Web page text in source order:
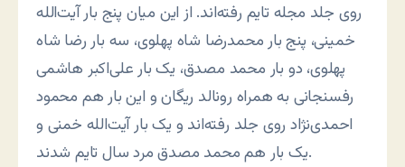
روی جلد مجله تایم رفته‌اند. از این میان پنج بار آیت‌الله
خمینی، پنج بار محمدرضا شاه پهلوی، سه بار رضا شاه
پهلوی، دو بار محمد مصدق، یک بار علی‌اکبر هاشمی
رفسنجانی به همراه رونالد ریگان و این بار هم محمود
احمدی‌نژاد روی جلد رفته‌اند و یک بار آیت‌الله خمنی و
یک بار هم محمد مصدق مرد سال تایم شدند.